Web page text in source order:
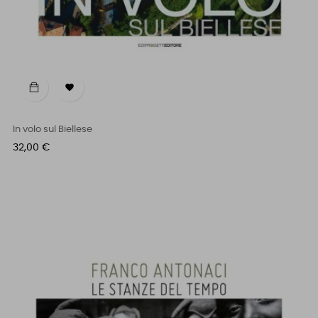

In volo sul Biellese
Prezzo
32,00 €